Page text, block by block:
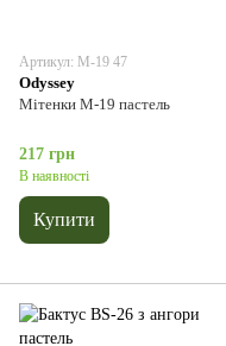
Артикул: М-19 47
Odyssey
Мітенки М-19 пастель
217 грн
В наявності
Купити